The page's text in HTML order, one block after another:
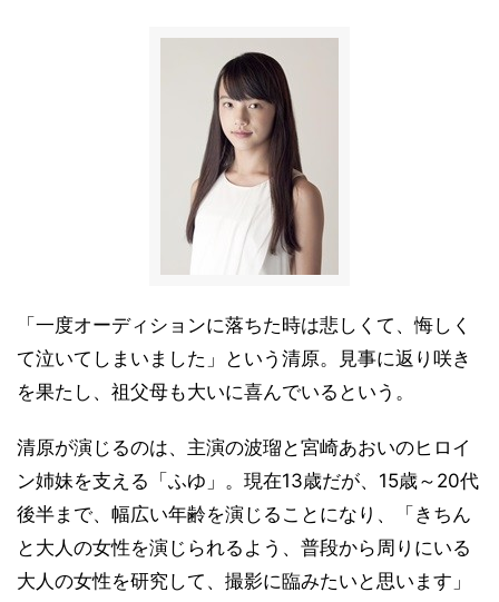
「一度オーディションに落ちた時は悲しくて、悔しく
て泣いてしまいました」という清原。見事に返り咲き
を果たし、祖父母も大いに喜んでいるという。
清原が演じるのは、主演の波瑠と宮崎あおいのヒロイ
ン姉妹を支える「ふゆ」。現在13歳だが、15歳～20代
後半まで、幅広い年齢を演じることになり、「きちん
と大人の女性を演じられるよう、普段から周りにいる
大人の女性を研究して、撮影に臨みたいと思います」